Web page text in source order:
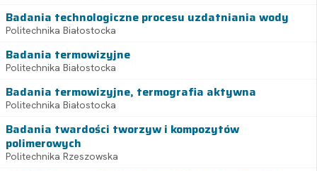
Badania technologiczne procesu uzdatniania wody
Politechnika Białostocka
Badania termowizyjne
Politechnika Białostocka
Badania termowizyjne, termografia aktywna
Politechnika Białostocka
Badania twardości tworzyw i kompozytów
polimerowych
Politechnika Rzeszowska